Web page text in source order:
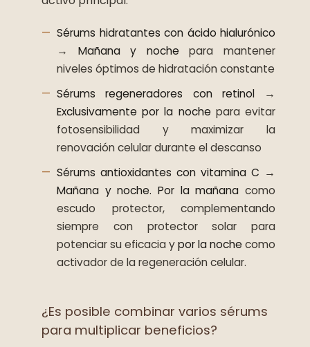
Sérums hidratantes con ácido hialurónico
→ Mañana y noche para mantener
niveles óptimos de hidratación constante
Sérums regeneradores con retinol→
Exclusivamente por la noche para evitar
fotosensibilidad y maximizar la
renovación celular durante el descanso
Sérums antioxidantes con vitamina C →
Mañana y noche. Por la mañana como
escudo protector, complementando
siempre con protector solar para
potenciar su eficacia ypor la noche como
activador de la regeneración celular.
¿Es posible combinar varios sérums
para multiplicar beneficios?